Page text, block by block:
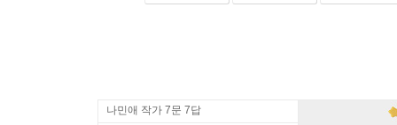
나민애 작가 7문 7답